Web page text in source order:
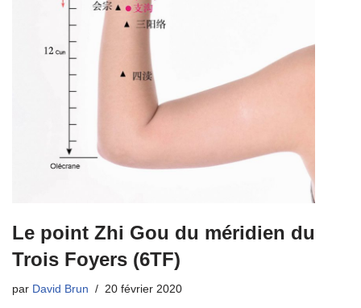
Le point Zhi Gou du méridien du
Trois Foyers (6TF)
par David Brun 20 février 2020